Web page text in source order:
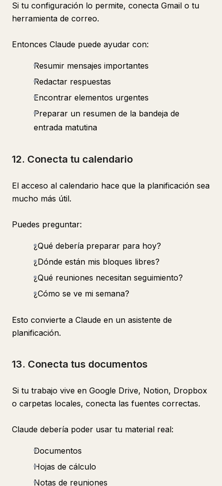
Si tu configuración lo permite, conecta Gmail o tu
herramienta de correo.
Entonces Claude puede ayudar con:
Resumir mensajes importantes
Redactar respuestas
Encontrar elementos urgentes
Preparar un resumen de la bandeja de
entrada matutina
12. Conecta tu calendario
El acceso al calendario hace que la planificación sea
mucho más útil.
Puedes preguntar:
¿Qué debería preparar para hoy?
¿Dónde están mis bloques libres?
¿Qué reuniones necesitan seguimiento?
¿Cómo se ve mi semana?
Esto convierte a Claude en un asistente de
planificación.
13. Conecta tus documentos
Si tu trabajo vive en Google Drive, Notion, Dropbox
o carpetas locales, conecta las fuentes correctas.
Claude debería poder usar tu material real:
Documentos
Hojas de cálculo
Notas de reuniones